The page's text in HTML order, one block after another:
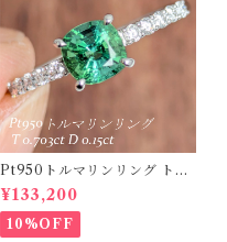
Pt950トルマリンリング トル
マリン 0.703ct ダイヤモンド
0.15ct【PRO208634】
¥133,200
10%OFF